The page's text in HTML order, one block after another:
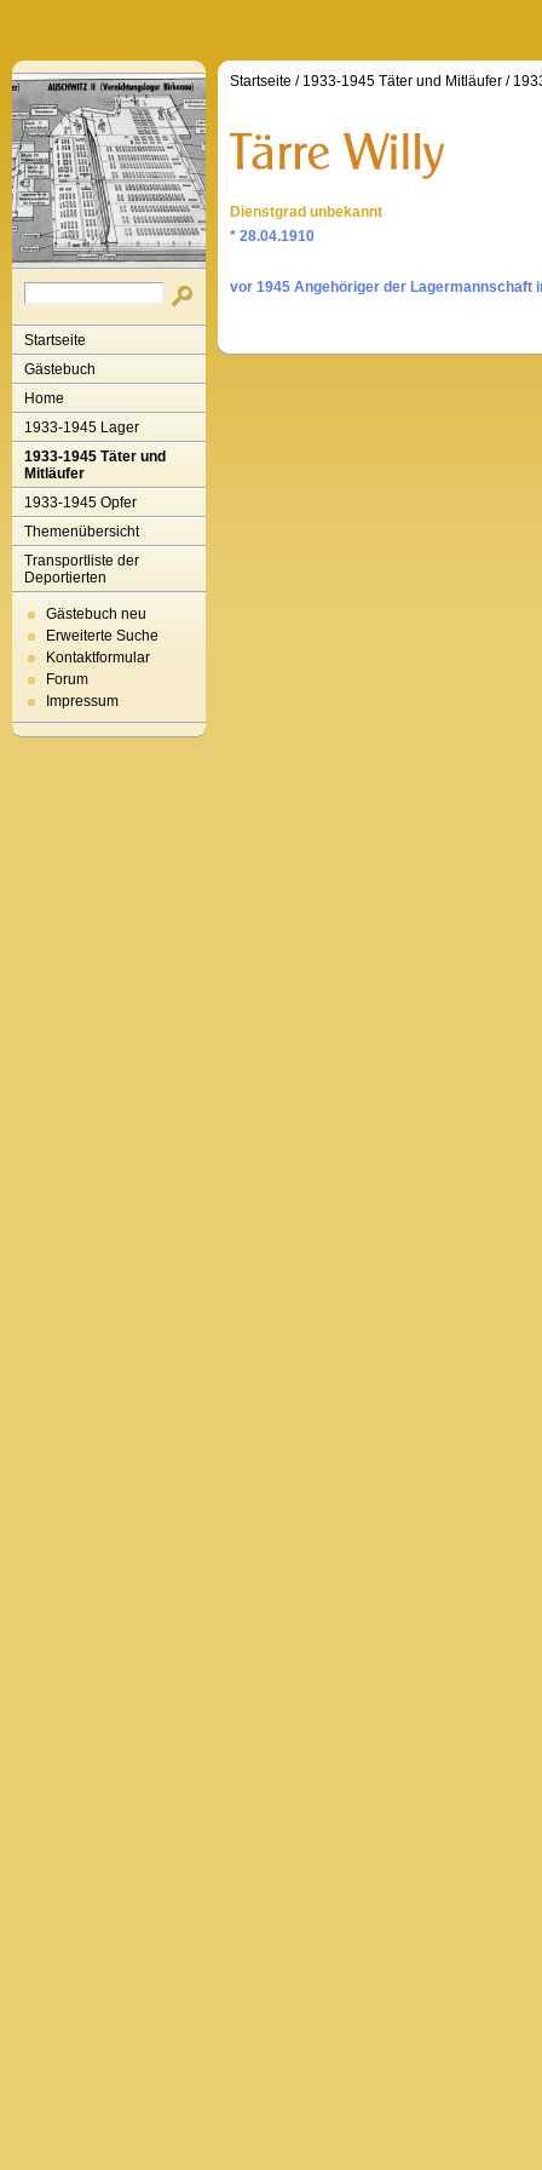
Startseite
Gästebuch
Home
1933-1945 Lager
1933-1945 Täter und
Mitläufer
1933-1945 Opfer
Themenübersicht
Transportliste der
Deportierten
Gästebuch neu
Erweiterte Suche
Kontaktformular
Forum
Impressum
Startseite / 1933-1945 Täter und Mitläufer /
Dienstgrad unbekannt
* 28.04.1910
vor 1945 Angehöriger der Lagermannschaft